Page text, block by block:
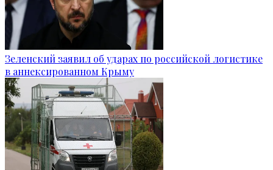
Зеленский заявил об ударах по российской логистике
в аннексированном Крыму